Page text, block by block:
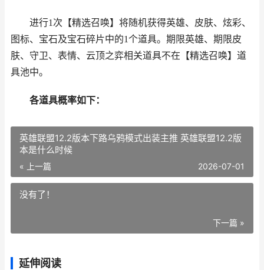
进行1次【精选召唤】将随机获得英雄、皮肤、炫彩、
图标、宝石及宝石碎片中的1个道具。期限英雄、期限皮
肤、守卫、表情、云顶之弈相关道具不在【精选召唤】道
具池中。
各道具概率如下：
英雄联盟12.2版本下路乌鸦模式出装主推 英雄联盟12.2版
本是什么时候
« 上一篇 2026-07-01
没有了！
下一篇 »
延伸阅读